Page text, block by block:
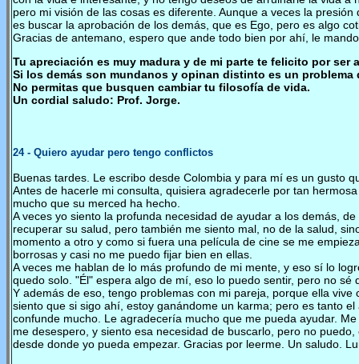
pero mi visión de las cosas es diferente. Aunque a veces la
es buscar la aprobación de los demás, que es Ego, pero es algo
Gracias de antemano, espero que ande todo bien por ahí, le
Tu apreciación es muy madura y de mi parte te felicito por ser
Si los demás son mundanos y opinan distinto es un problema
No permitas que busquen cambiar tu filosofía de vida.
Un cordial saludo: Prof. Jorge.
24- Quiero ayudar pero tengo conflictos
Buenas tardes. Le escribo desde Colombia y para mí es un gusto
Antes de hacerle mi consulta, quisiera agradecerle por tan
mucho que su merced ha hecho.
A veces yo siento la profunda necesidad de ayudar a los demás,
recuperar su salud, pero también me siento mal, no de la salud,
momento a otro y como si fuera una película de cine se me
borrosas y casi no me puedo fijar bien en ellas.
A veces me hablan de lo más profundo de mi mente, y eso sí lo
quedo solo. "Él" espera algo de mí, eso lo puedo sentir, pero no sé
Y además de eso, tengo problemas con mi pareja, porque ella
siento que si sigo ahí, estoy ganándome un karma; pero es tanto
confunde mucho. Le agradecería mucho que me pueda ayudar.
me desespero, y siento esa necesidad de buscarlo, pero no
desde donde yo pueda empezar. Gracias por leerme. Un saludo.